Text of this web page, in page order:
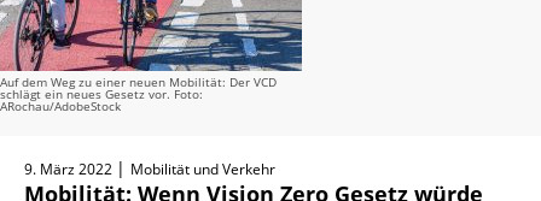
Auf dem Weg zu einer neuen Mobilität: Der VCD
schlägt ein neues Gesetz vor. Foto:
ARochau/AdobeStock
9. März 2022 | Mobilität und Verkehr
Mobilität: Wenn Vision Zero Gesetz würde